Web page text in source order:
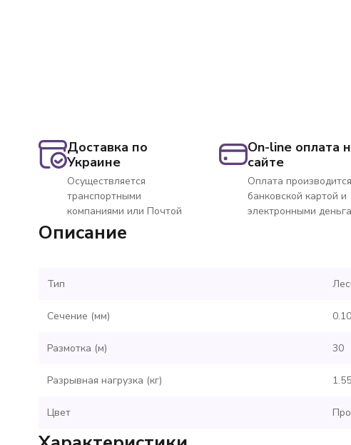
Доставка по
Украине
Осуществляется
транспортными
компаниями или Почтой
On-line оплата
сайте
Оплата производится
банковской картой и
электронными
Описание
Тип
Сечение (мм) 0.10
Размотка (м) 30
Разрывная нагрузка (кг) 1.55
Цвет